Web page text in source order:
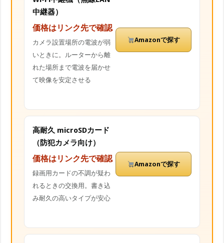
中継器）
価格はリンク先で確認
カメラ設置場所の電波が弱
いときに。ルーターから離
れた場所まで電波を届かせ
て映像を安定させる
Amazonで探す
高耐久 microSDカード
（防犯カメラ向け）
価格はリンク先で確認
録画用カードの不調が疑わ
れるときの交換用。書き込
み耐久の高いタイプが安心
Amazonで探す